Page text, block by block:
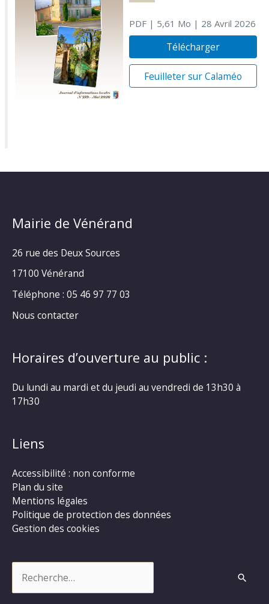
PDF| 5,61 Mo | 28 Avril 2026
Télécharger
Feuilleter sur Calaméo
Mairie de Vénérand
26 rue des Deux Sources
17100 Vénérand
Téléphone : 05 46 97 77 03
Nous contacter
Horaires d’ouverture au public :
Du lundi au mardi et du jeudi au vendredi de 13h30 à
17h30
Liens
Accessibilité : non conforme
Plan du site
Mentions légales
Politique de protection des données
Gestion des cookies